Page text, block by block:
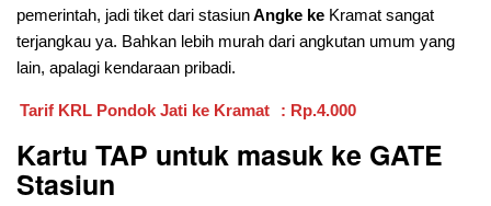
pemerintah, jadi tiket dari stasiunAngke ke Kramat sangat
terjangkau ya. Bahkan lebih murah dari angkutan umum yang
lain, apalagi kendaraan pribadi.
Tarif KRL Pondok Jati ke Kramat : Rp.4.000
Kartu TAP untuk masuk ke GATE
Stasiun